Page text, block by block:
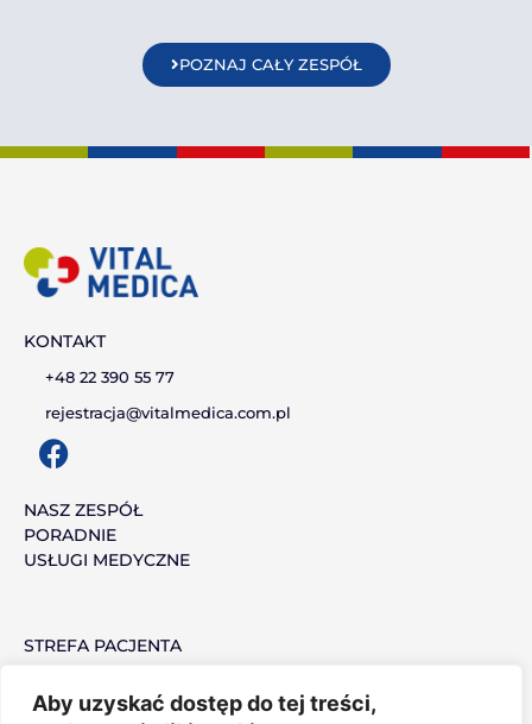
Aby uzyskać dostęp do tej treści,
POZNAJ CAŁY ZESPÓŁ
KONTAKT
+48 22 390 55 77
rejestracja@vitalmedica.com.pl
F
c
e
b
o
NASZ ZESPÓŁ
PORADNIE
USŁUGI MEDYCZNE
STREFA PACJENTA
PRACUJ Z NAMI